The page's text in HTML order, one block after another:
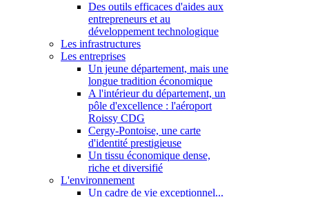
Des outils efficaces d'aides aux
entrepreneurs et au
développement technologique
Les infrastructures
Les entreprises
Un jeune département, mais une
longue tradition économique
A l'intérieur du département, un
pôle d'excellence : l'aéroport
Roissy CDG
Cergy-Pontoise, une carte
d'identité prestigieuse
Un tissu économique dense,
riche et diversifié
L'environnement
Un cadre de vie exceptionnel...